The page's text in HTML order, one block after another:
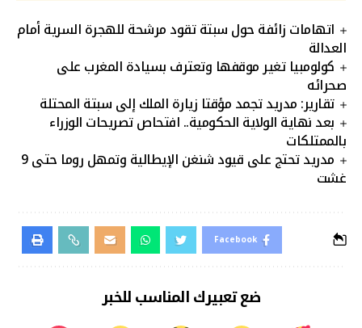
اتهامات زائفة حول سبتة تقود مرشحة للهجرة السرية أمام
العدالة
كولومبيا تغير موقفها وتعترف بسيادة المغرب على
صحرائه
تقارير: مدريد تجمد مؤقتا زيارة الملك إلى سبتة المحتلة
بعد نهاية الولاية الحكومية.. افتحاص تصريحات الوزراء
بالممتلكات
مدريد تحتج على قيود شنغن الإيطالية وتمهل روما حتى 9
غشت
Facebook
ضع تعبيرك المناسب للخبر